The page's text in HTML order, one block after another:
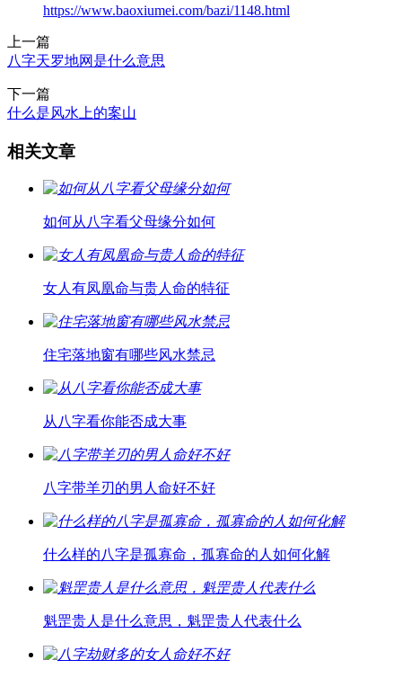
https://www.baoxiumei.com/bazi/1148.html
上一篇
八字天罗地网是什么意思
下一篇
什么是风水上的案山
相关文章
如何从八字看父母缘分如何
女人有凤凰命与贵人命的特征
住宅落地窗有哪些风水禁忌
从八字看你能否成大事
八字带羊刃的男人命好不好
什么样的八字是孤寡命，孤寡命的人如何化解
魁罡贵人是什么意思，魁罡贵人代表什么